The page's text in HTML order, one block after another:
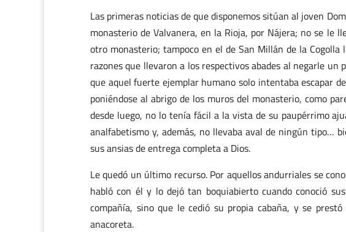
Las primeras noticias de que disponemos sitúan al joven
monasterio de Valvanera, en la Rioja, por Nájera; no se le
otro monasterio; tampoco en el de San Millán de la
razones que llevaron a los respectivos abades al negarle
que aquel fuerte ejemplar humano solo intentaba escapar
poniéndose al abrigo de los muros del monasterio, como
desde luego, no lo tenía fácil a la vista de su paupérrimo
analfabetismo y, además, no llevaba aval de ningún tipo…
sus ansias de entrega completa a Dios.
Le quedó un último recurso. Por aquellos andurriales se
habló con él y lo dejó tan boquiabierto cuando conoció
compañía, sino que le cedió su propia cabaña, y se
anacoreta.